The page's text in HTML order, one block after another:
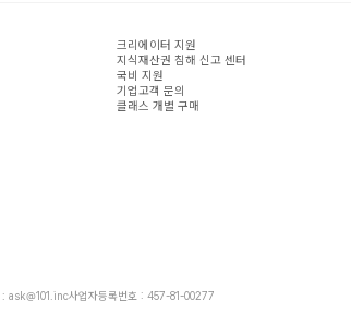
크리에이터 지원
지식재산권 침해 신고 센터
국비 지원
기업고객 문의
클래스 개별 구매
: ask@101.inc사업자등록번호 : 457-81-00277